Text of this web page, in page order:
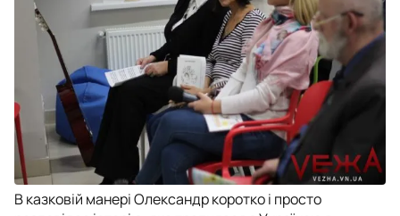
В казковій манері Олександр коротко і просто